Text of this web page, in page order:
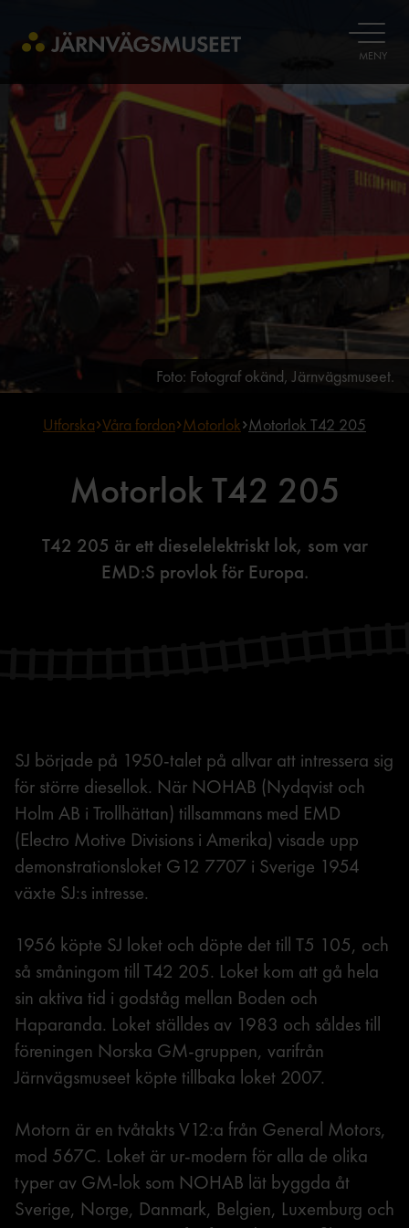
ÖPPNA
MENY
Foto: Fotograf okänd, Järnvägsmuseet.
Utforska Våra fordon Motorlok Motorlok T42 205
Motorlok T42 205
T42 205 är ett dieselelektriskt lok, som var
EMD:S provlok för Europa.
SJ började på 1950-talet på allvar att intressera sig
för större diesellok. När NOHAB (Nydqvist och
Holm AB i Trollhättan) tillsammans med EMD
(Electro Motive Divisions i Amerika) visade upp
demonstrationsloket G12 7707 i Sverige 1954
växte SJ:s intresse.
1956 köpte SJ loket och döpte det till T5 105, och
så småningom till T42 205. Loket kom att gå hela
sin aktiva tid i godståg mellan Boden och
Haparanda. Loket ställdes av 1983 och såldes till
föreningen Norska GM-gruppen, varifrån
Järnvägsmuseet köpte tillbaka loket 2007.
Motorn är en tvåtakts V12:a från General Motors,
mod 567C. Loket är ur-modern för alla de olika
typer av GM-lok som NOHAB lät byggda åt
Sverige, Norge, Danmark, Belgien, Luxemburg och